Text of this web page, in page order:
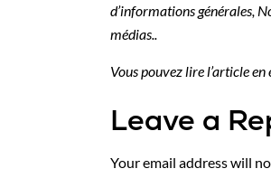
d’informations générales,
médias..
Vous pouvez lire l’article en
Leave a
Your email address will